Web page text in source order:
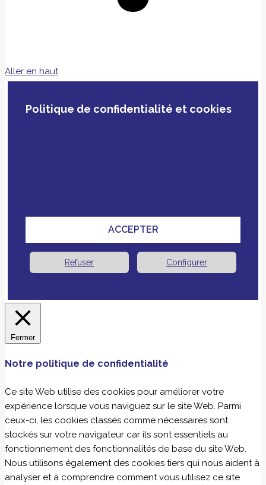
Aller en haut
Politique de confidentialité et cookies
ACCEPTER
Refuser Configurer
Fermer
Notre politique de confidentialité
Ce site Web utilise des cookies pour améliorer votre
expérience lorsque vous naviguez sur le site Web. Parmi
ceux-ci, les cookies classés comme nécessaires sont
stockés sur votre navigateur car ils sont essentiels au
fonctionnement des fonctionnalités de base du site Web.
Nous utilisons également des cookies tiers qui nous aident à
analyser et à comprendre comment vous utilisez ce site